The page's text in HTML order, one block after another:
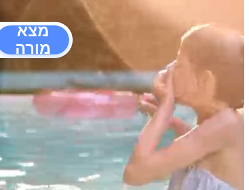
מצא
מורה